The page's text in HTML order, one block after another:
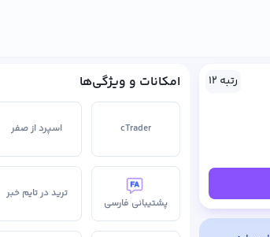
رتبه ۱۲ امکانات و ویژگی‌ها
cTrader اسپرد از صفر
پشتیبانی فارسی
ترید در تایم خبر